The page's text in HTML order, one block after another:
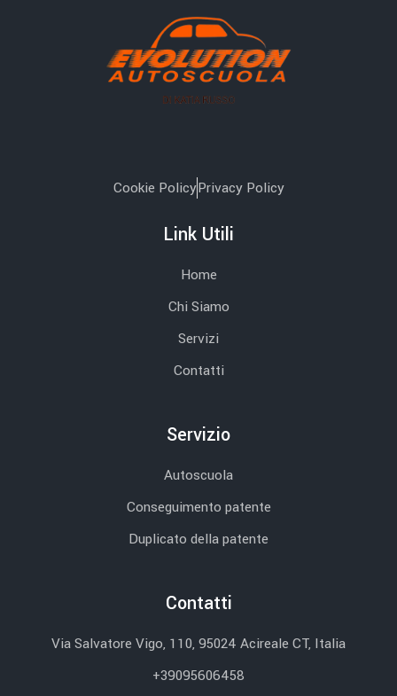
Cookie PolicyPrivacy Policy
Link Utili
Home
Chi Siamo
Servizi
Contatti
Servizio
Autoscuola
Conseguimento patente
Duplicato della patente
Contatti
Via Salvatore Vigo, 110, 95024 Acireale CT, Italia
+39095606458